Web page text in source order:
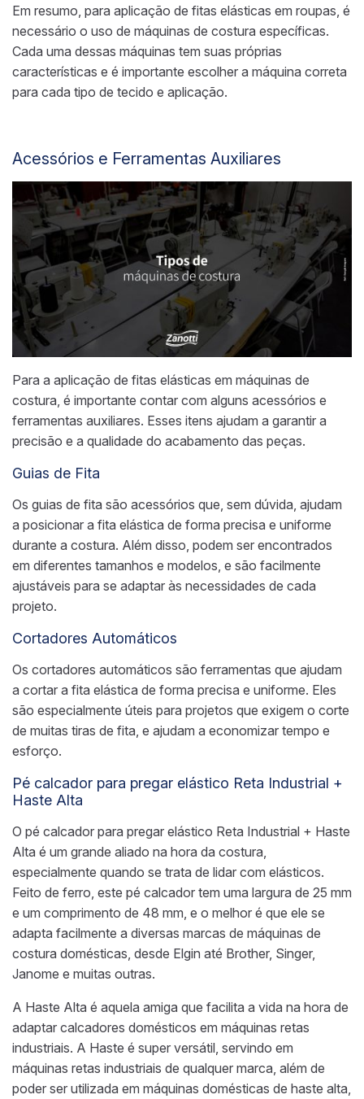
Em resumo, para aplicação de fitas elásticas em roupas, é
necessário o uso de máquinas de costura específicas.
Cada uma dessas máquinas tem suas próprias
características e é importante escolher a máquina correta
para cada tipo de tecido e aplicação.
Acessórios e Ferramentas Auxiliares
Para a aplicação de fitas elásticas em máquinas de
costura, é importante contar com alguns acessórios e
ferramentas auxiliares. Esses itens ajudam a garantir a
precisão e a qualidade do acabamento das peças.
Guias de Fita
Os guias de fita são acessórios que, sem dúvida, ajudam
a posicionar a fita elástica de forma precisa e uniforme
durante a costura. Além disso, podem ser encontrados
em diferentes tamanhos e modelos, e são facilmente
ajustáveis para se adaptar às necessidades de cada
projeto.
Cortadores Automáticos
Os cortadores automáticos são ferramentas que ajudam
a cortar a fita elástica de forma precisa e uniforme. Eles
são especialmente úteis para projetos que exigem o corte
de muitas tiras de fita, e ajudam a economizar tempo e
esforço.
Pé calcador para pregar elástico Reta Industrial +
Haste Alta
O pé calcador para pregar elástico Reta Industrial + Haste
Alta é um grande aliado na hora da costura,
especialmente quando se trata de lidar com elásticos.
Feito de ferro, este pé calcador tem uma largura de 25 mm
e um comprimento de 48 mm, e o melhor é que ele se
adapta facilmente a diversas marcas de máquinas de
costura domésticas, desde Elgin até Brother, Singer,
Janome e muitas outras.
A Haste Alta é aquela amiga que facilita a vida na hora de
adaptar calcadores domésticos em máquinas retas
industriais. A Haste é super versátil, servindo em
máquinas retas industriais de qualquer marca, além de
poder ser utilizada em máquinas domésticas de haste alta,